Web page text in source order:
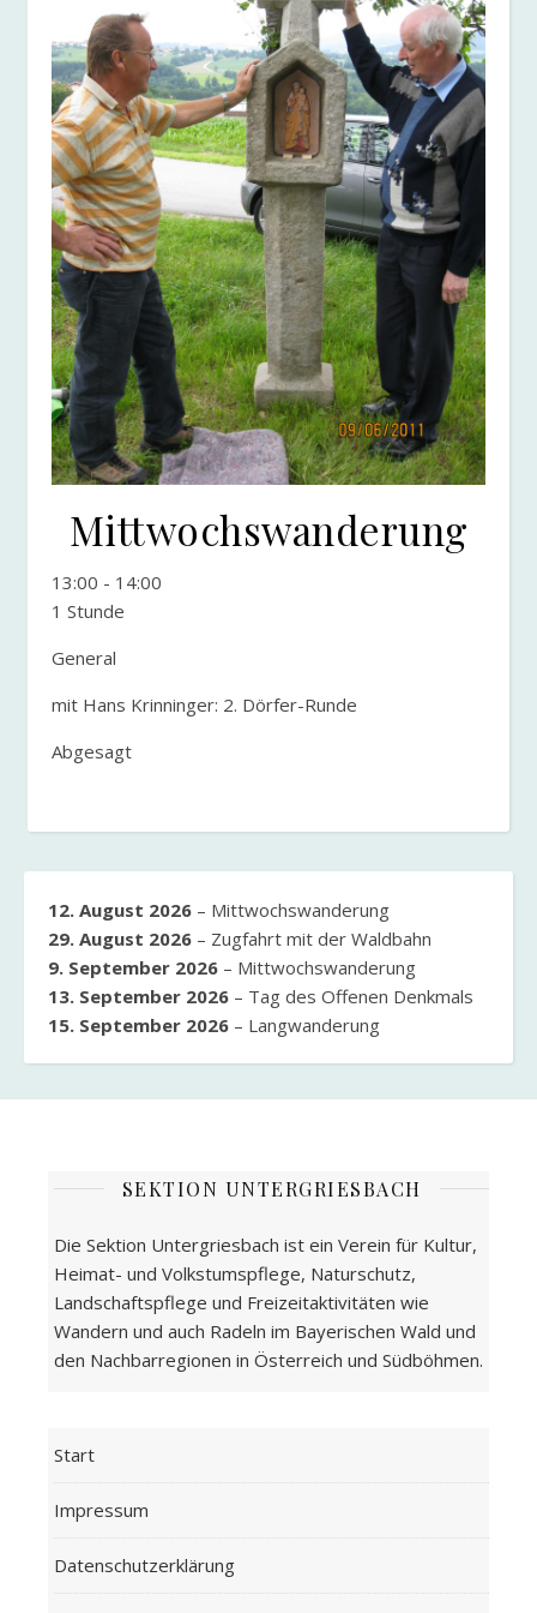
Mittwochswanderung
13:00 - 14:00
1 Stunde
General
mit Hans Krinninger: 2. Dörfer-Runde
Abgesagt
12. August 2026 – Mittwochswanderung
29. August 2026 – Zugfahrt mit der Waldbahn
9. September 2026 – Mittwochswanderung
13. September 2026 – Tag des Offenen Denkmals
15. September 2026 – Langwanderung
SEKTION UNTERGRIESBACH
Die Sektion Untergriesbach ist ein Verein für Kultur,
Heimat- und Volkstumspflege, Naturschutz,
Landschaftspflege und Freizeitaktivitäten wie
Wandern und auch Radeln im Bayerischen Wald und
den Nachbarregionen in Österreich und Südböhmen.
Start
Impressum
Datenschutzerklärung